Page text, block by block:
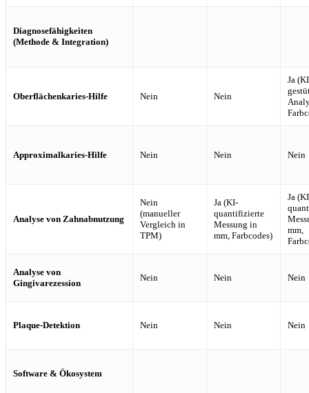
Diagnosefähigkeiten
(Methode & Integration)
Oberflächenkaries-Hilfe Nein Nein
Ja
Approximalkaries-Hilfe Nein Nein Nein
Analyse von Zahnabnutzung
Nein
(manueller
Vergleich in
TPM)
Ja (KI-
quantifizierte
Messung in
mm, Farbcodes)
Ja
mm,
Analyse von
Gingivarezession
Nein Nein Nein
Plaque-Detektion Nein Nein Nein
Software & Ökosystem